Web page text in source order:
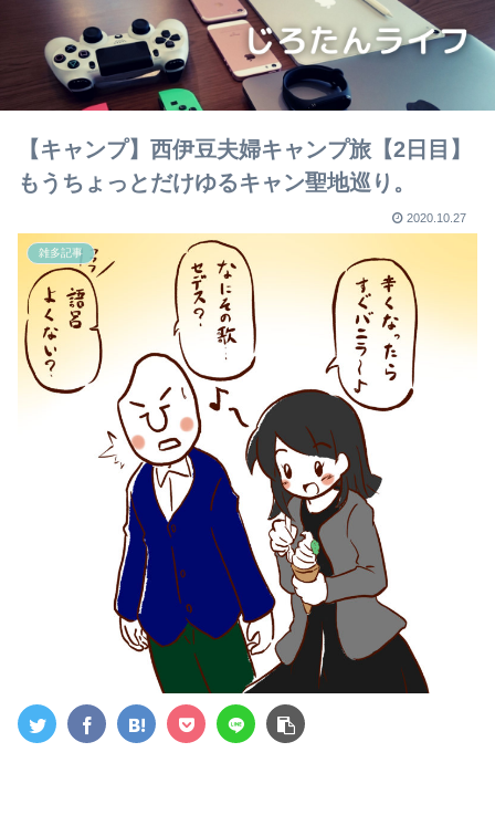
【キャンプ】西伊豆夫婦キャンプ旅【2日目】
もうちょっとだけゆるキャン聖地巡り。
2020.10.27
雑多記事